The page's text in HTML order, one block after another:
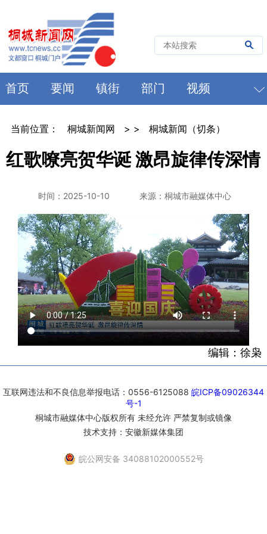
首页 要闻 镇街 部门 视频
当前位置： 桐城新闻网 > > 桐城新闻（切条）
红歌嘹亮贺华诞 激昂旋律传深情
时间：2025-10-10 来源：桐城市融媒体中心
编辑：徐枭
互联网违法和不良信息举报电话：0556-6125088 皖ICP备09026344
号-1
桐城市融媒体中心版权所有 未经允许 严禁复制或镜像
技术支持：安徽新媒体集团
皖公网安备 34088102000552号